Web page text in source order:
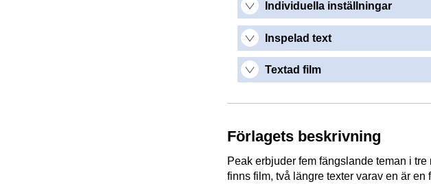
Individuella inställningar
Inspelad text
Textad film
Förlagets beskrivning
Peak erbjuder fem fängslande teman i
finns film, två längre texter varav en är